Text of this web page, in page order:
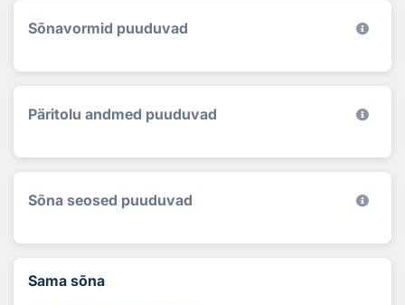
Sõnavormid puuduvad
Päritolu andmed puuduvad
Sõna seosed puuduvad
Sama sõna